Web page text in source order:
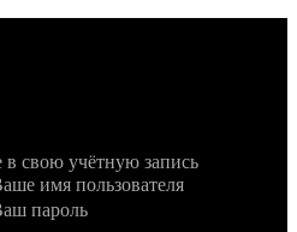
свою учётную запись
имя пользователя
пароль